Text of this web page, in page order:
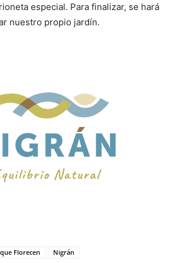
especial. Para finalizar, se hará
nuestro propio jardín.
Florecen Nigrán